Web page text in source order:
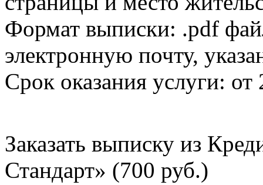
Формат выписки: .pdf
электронную почту,
Срок оказания услуги: от
Заказать выписку из
Стандарт» (700 руб.)